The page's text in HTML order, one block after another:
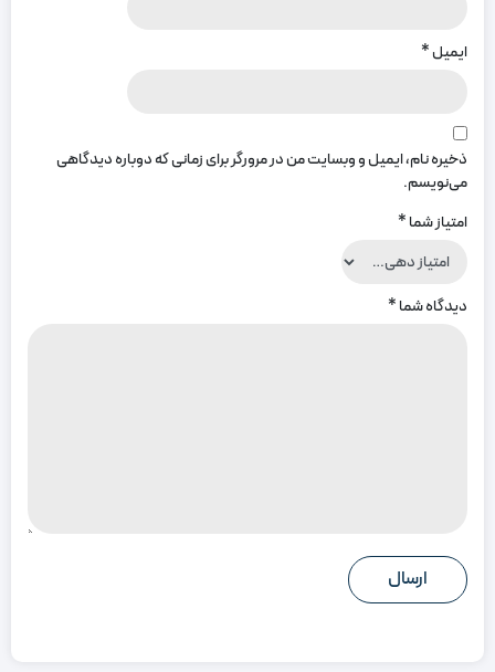
ایمیل*
ذخیره نام، ایمیل و وبسایت من در مرورگر برای زمانی که دوباره دیدگاهی
می‌نویسم.
امتیاز شما*
دیدگاه شما*